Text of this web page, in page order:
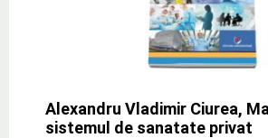
Alexandru Vladimir Ciurea,
sistemul de sanatate privat